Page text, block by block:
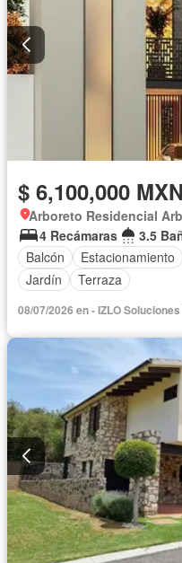
$ 6,100,000 MXN
Arboreto Residencial
4 Recámaras
3.5
Balcón
Estacionamiento
Jardín
Terraza
08/07/2026 en - IZLO